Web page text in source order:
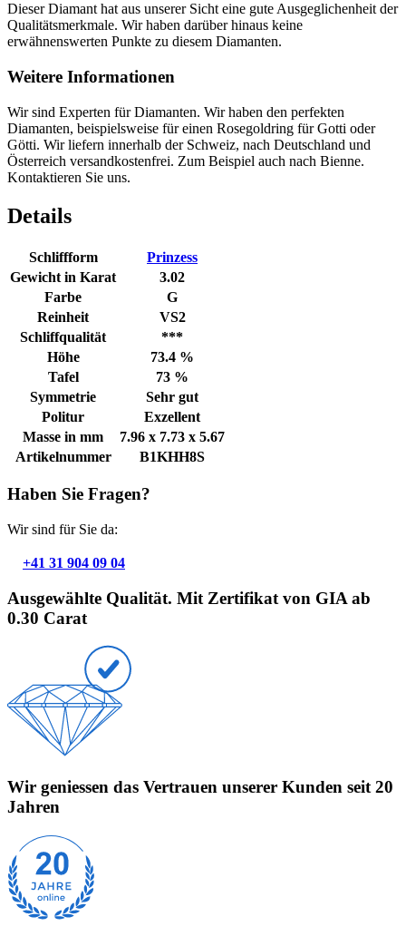
Dieser Diamant hat aus unserer Sicht eine gute Ausgeglichenheit der
Qualitätsmerkmale. Wir haben darüber hinaus keine
erwähnenswerten Punkte zu diesem Diamanten.
Weitere Informationen
Wir sind Experten für Diamanten. Wir haben den perfekten
Diamanten, beispielsweise für einen Rosegoldring für Gotti oder
Götti. Wir liefern innerhalb der Schweiz, nach Deutschland und
Österreich versandkostenfrei. Zum Beispiel auch nach Bienne.
Kontaktieren Sie uns.
Details
Schliffform
Prinzess
Gewicht in Karat
3.02
Farbe
G
Reinheit
VS2
Schliffqualität
***
Höhe
73.4 %
Tafel
73 %
Symmetrie
Sehr gut
Politur
Exzellent
Masse in mm
7.96 x 7.73 x 5.67
Artikelnummer
B1KHH8S
Haben Sie Fragen?
Wir sind für Sie da:
+41 31 904 09 04
Ausgewählte Qualität. Mit Zertifikat von GIA ab
0.30 Carat
Wir geniessen das Vertrauen unserer Kunden seit 20
Jahren